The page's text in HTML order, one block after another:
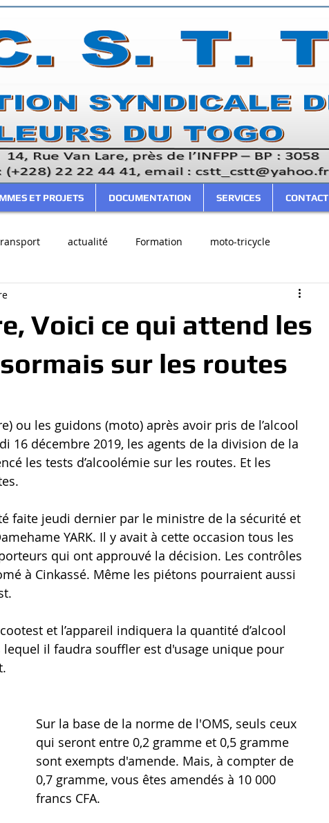
ET PROJETS DOCUMENTATION SERVICES CONTACT
actualité Formation moto-tricycle
Voici ce qui attend les
sur les routes
ou les guidons (moto) après avoir pris de l’alcool
16 décembre 2019, les agents de la division de la
les tests d’alcoolémie sur les routes. Et les
faite jeudi dernier par le ministre de la sécurité et
YARK. Il y avait à cette occasion tous les
qui ont approuvé la décision. Les contrôles
à Cinkassé. Même les piétons pourraient aussi
et l’appareil indiquera la quantité d’alcool
il faudra souffler est d'usage unique pour
Sur la base de la norme de l'OMS, seuls ceux
qui seront entre 0,2 gramme et 0,5 gramme
sont exempts d'amende. Mais, à compter de
0,7 gramme, vous êtes amendés à 10 000
francs CFA.